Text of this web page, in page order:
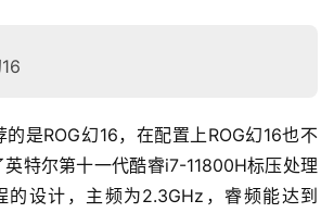
是ROG幻16，在配置上ROG幻16也不
特尔第十一代酷睿i7-11800H标压处理
的设计，主频为2.3GHz，睿频能达到